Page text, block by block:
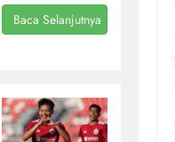
Baca Selanjutnya